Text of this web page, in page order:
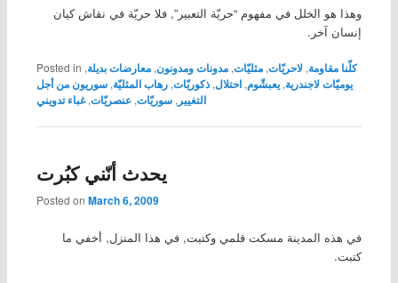
وهذا هو الخلل في مفهوم “حريّة التعبير”, فلا حريّة في نقاش كيان
إنسان آخر.
Posted in كلّنا مقاومة,لاحريّات,مثليّات,مدونات ومدونون,معارضات بديلة,
يوميّات لاجندرية,يعبشّوم,احتلال,ذكوريّات,رهاب المثليّة,سوريون من أجل
التغيير,سوريّات,عنصريّات,غباء تدويني
يحدث أنّني كبُرت
Posted on March 6, 2009
في هذه المدينة مسكت قلمي وكتبت, في هذا المنزل, أخفي ما
كتبت.